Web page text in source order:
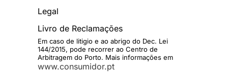
Legal
Livro de Reclamações
Em caso de litigio e ao abrigo do Dec. Lei
144/2015, pode recorrer ao Centro de
Arbitragem do Porto. Mais informações em
www.consumidor.pt